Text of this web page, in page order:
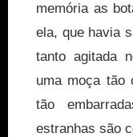
memória as
ela, que havia
tanto agitada
uma moça tão
tão
estranhas são